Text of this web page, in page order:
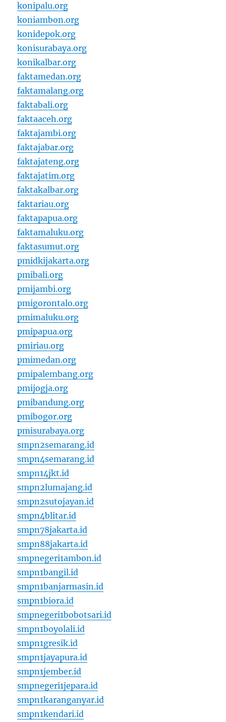
konipalu.org
koniambon.org
konidepok.org
konisurabaya.org
konikalbar.org
faktamedan.org
faktamalang.org
faktabali.org
faktaaceh.org
faktajambi.org
faktajabar.org
faktajateng.org
faktajatim.org
faktakalbar.org
faktariau.org
faktapapua.org
faktamaluku.org
faktasumut.org
pmidkijakarta.org
pmibali.org
pmijambi.org
pmigorontalo.org
pmimaluku.org
pmipapua.org
pmiriau.org
pmimedan.org
pmipalembang.org
pmijogja.org
pmibandung.org
pmibogor.org
pmisurabaya.org
smpn2semarang.id
smpn4semarang.id
smpn14jkt.id
smpn2lumajang.id
smpn2sutojayan.id
smpn4blitar.id
smpn78jakarta.id
smpn88jakarta.id
smpnegeri1ambon.id
smpn1bangil.id
smpn1banjarmasin.id
smpn1biora.id
smpnegeri1bobotsari.id
smpn1boyolali.id
smpn1gresik.id
smpn1jayapura.id
smpn1jember.id
smpnegeri1jepara.id
smpn1karanganyar.id
smpn1kendari.id